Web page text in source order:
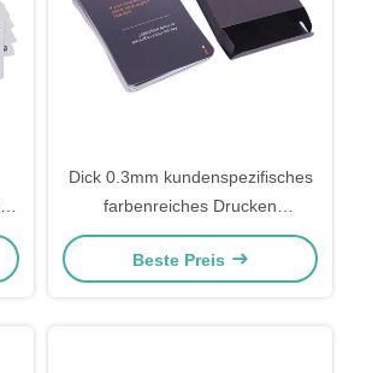
Dick 0.3mm kundenspezifisches
farbenreiches Drucken
Spielkarte-CMYK
Beste Preis